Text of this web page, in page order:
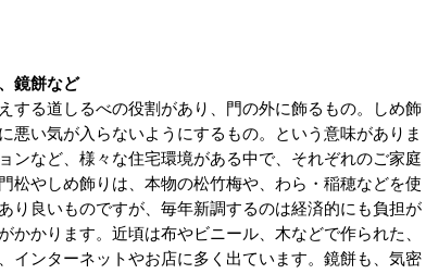
鏡餅など
する道しるべの役割があり、門の外に飾るもの。しめ飾
悪い気が入らないようにするもの。という意味がありま
ンなど、様々な住宅環境がある中で、それぞれのご家庭
松やしめ飾りは、本物の松竹梅や、わら・稲穂などを使
り良いものですが、毎年新調するのは経済的にも負担が
かかります。近頃は布やビニール、木などで作られた、
インターネットやお店に多く出ています。鏡餅も、気密